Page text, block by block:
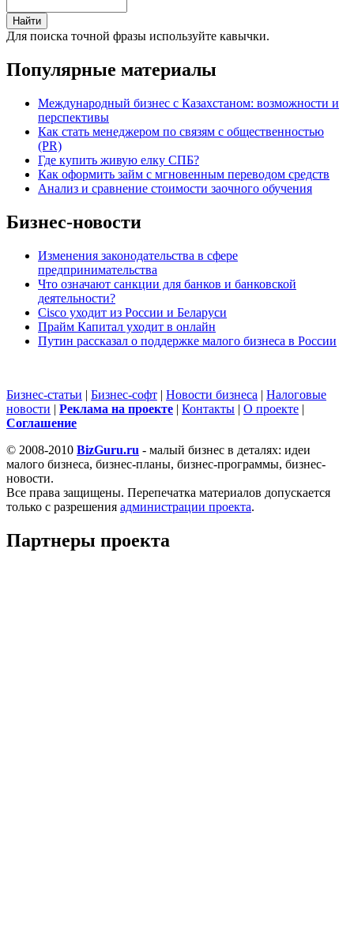
Для поиска точной фразы используйте кавычки.
Популярные материалы
Международный бизнес с Казахстаном: возможности и
перспективы
Как стать менеджером по связям с общественностью
(PR)
Где купить живую елку СПБ?
Как оформить займ с мгновенным переводом средств
Анализ и сравнение стоимости заочного обучения
Бизнес-новости
Изменения законодательства в сфере
предпринимательства
Что означают санкции для банков и банковской
деятельности?
Cisco уходит из России и Беларуси
Прайм Капитал уходит в онлайн
Путин рассказал о поддержке малого бизнеса в России
Бизнес-статьи | Бизнес-софт | Новости бизнеса | Налоговые
новости | Реклама на проекте | Контакты | О проекте |
Cоглашение
© 2008-2010 BizGuru.ru - малый бизнес в деталях: идеи
малого бизнеса, бизнес-планы, бизнес-программы, бизнес-
новости.
Все права защищены. Перепечатка материалов допускается
только с разрешения администрации проекта.
Партнеры проекта